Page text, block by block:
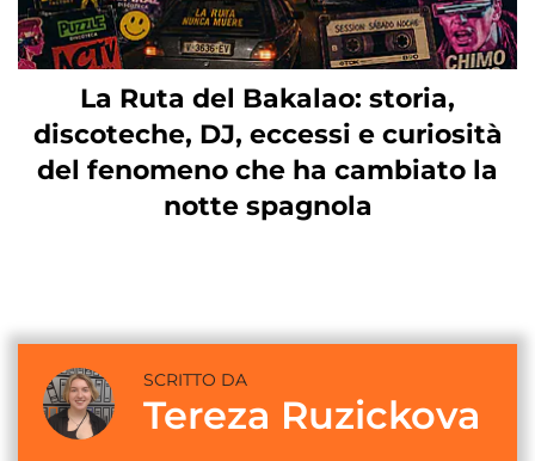
La Ruta del Bakalao: storia,
discoteche, DJ, eccessi e curiosità
del fenomeno che ha cambiato la
notte spagnola
SCRITTO DA
Tereza Ruzickova